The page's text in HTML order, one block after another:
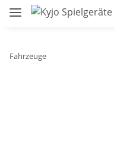
Fahrzeuge